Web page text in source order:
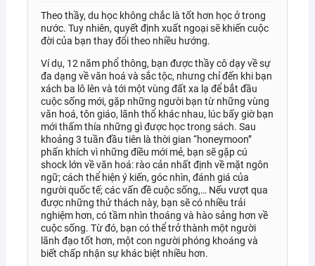
Theo thầy, du học không chắc là tốt hơn học ở trong
nước. Tuy nhiên, quyết định xuất ngoại sẽ khiến cuộc
đời của bạn thay đổi theo nhiều hướng.
Ví dụ, 12 năm phổ thông, bạn được thầy cô dạy về sự
đa dạng về văn hoá và sắc tộc, nhưng chỉ đến khi bạn
xách ba lô lên và tới một vùng đất xa lạ để bắt đầu
cuộc sống mới, gặp những người bạn từ những vùng
văn hoá, tôn giáo, lãnh thổ khác nhau, lúc bấy giờ bạn
mới thấm thía những gì được học trong sách. Sau
khoảng 3 tuần đầu tiên là thời gian “honeymoon”
phấn khích vì những điều mới mẻ, bạn sẽ gặp cú
shock lớn về văn hoá: rào cản nhất định về mặt ngôn
ngữ; cách thể hiện ý kiến, góc nhìn, đánh giá của
người quốc tế; các vấn đề cuộc sống,… Nếu vượt qua
được những thử thách này, bạn sẽ có nhiều trải
nghiệm hơn, có tầm nhìn thoáng và hào sảng hơn về
cuộc sống. Từ đó, bạn có thể trở thành một người
lãnh đạo tốt hơn, một con người phóng khoáng và
biết chấp nhận sự khác biệt nhiều hơn.